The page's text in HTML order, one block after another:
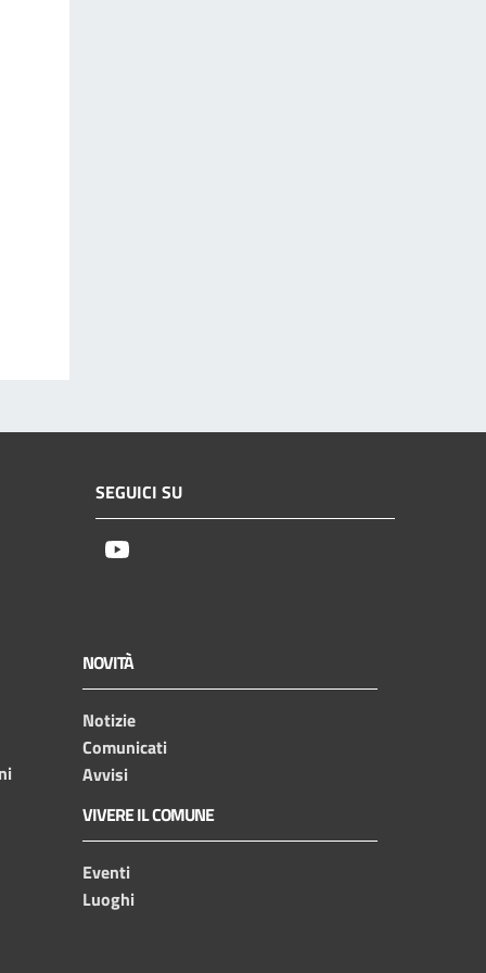
SEGUICI SU
NOVITÀ
Notizie
Comunicati
Avvisi
VIVERE IL COMUNE
Eventi
Luoghi